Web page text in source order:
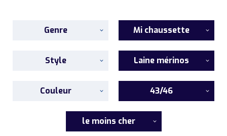
Genre Mi chaussette
Style Laine mérinos
Couleur 43/46
le moins cher